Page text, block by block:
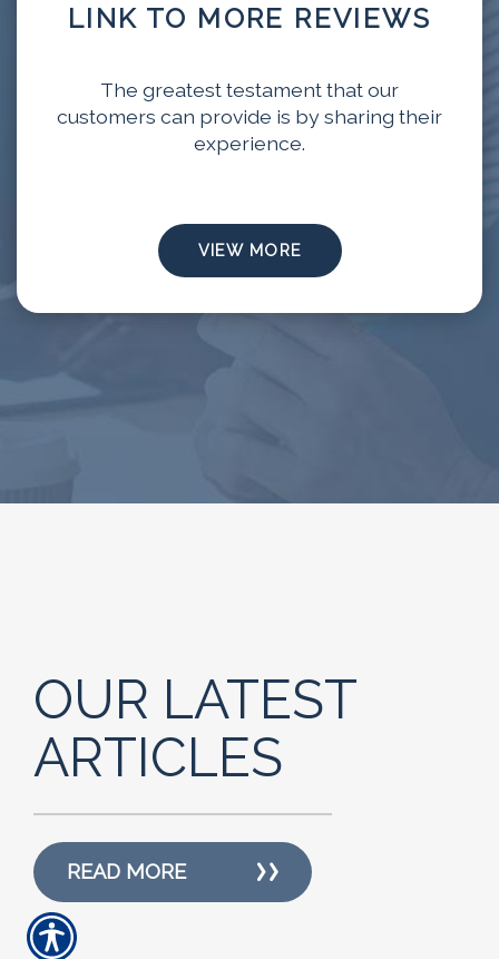
LINK TO MORE REVIEWS
The greatest testament that our
customers can provide is by sharing their
experience.
VIEW MORE
OUR LATEST
ARTICLES
READ MORE